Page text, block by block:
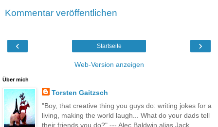
Kommentar veröffentlichen
‹ ›
Startseite
Web-Version anzeigen
Über mich
Torsten Gaitzsch
"Boy, that creative thing you guys do: writing jokes for a
living, making the world laugh... What do your dads tell
their friends you do?" --- Alec Baldwin alias Jack